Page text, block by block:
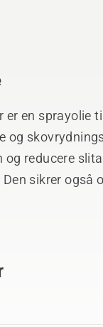
en sprayolie
og
og reducere
sikrer